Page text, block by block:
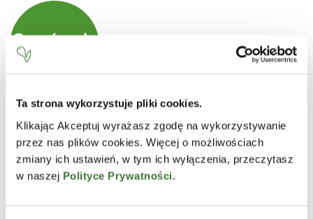
Ta strona wykorzystuje pliki cookies.
Klikając Akceptuj wyrażasz zgodę na wykorzystywanie
przez nas plików cookies. Więcej o możliwościach
zmiany ich ustawień, w tym ich wyłączenia, przeczytasz
w naszej Polityce Prywatności.
Consíguelo
en la tienda online
MODO DE EMPLEO
Aplicar sobre la piel y masajear.
INCI